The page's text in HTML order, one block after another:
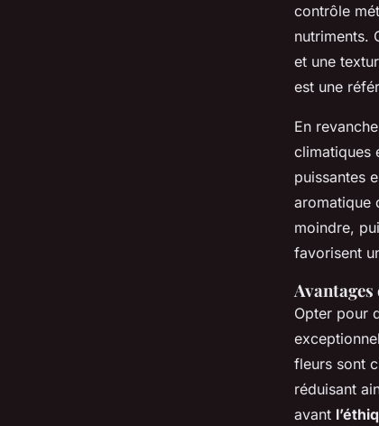
contrôle
nutriments.
et une
est une
En
climatiques
puissantes
aromatique
moindre,
favorisent
Opter pour
fleurs sont
réduisant
avant